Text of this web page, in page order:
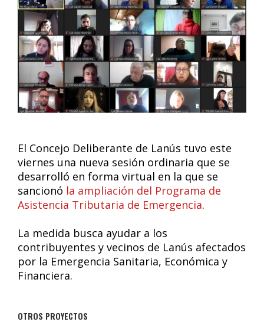
El Concejo Deliberante de Lanús tuvo este
viernes una nueva sesión ordinaria que se
desarrolló en forma virtual en la que se
sancionó la ampliación del Programa de
Asistencia Tributaria de Emergencia.
La medida busca ayudar a los
contribuyentes y vecinos de Lanús afectados
por la Emergencia Sanitaria, Económica y
Financiera.
OTROS PROYECTOS